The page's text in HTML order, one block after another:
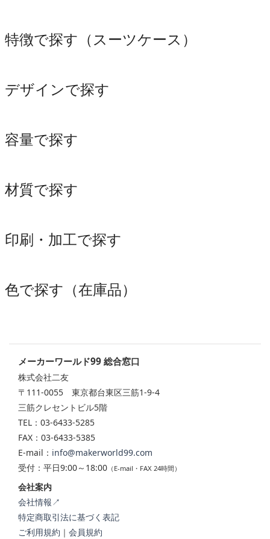
特徴で探す（スーツケース）
デザインで探す
容量で探す
材質で探す
印刷・加工で探す
色で探す（在庫品）
メーカーワールド99 総合窓口
株式会社二友
〒111-0055 東京都台東区三筋1-9-4
三筋クレセントビル5階
TEL：03-6433-5285
FAX：03-6433-5385
E-mail： info@makerworld99.com
受付：平日9:00～18:00 （E-mail・FAX 24時間）
会社案内
会社情報↗
特定商取引法に基づく表記
ご利用規約 ｜ 会員規約